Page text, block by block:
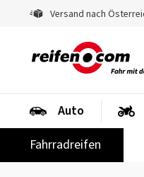
Versand nach
Auto
Fahrradreifen